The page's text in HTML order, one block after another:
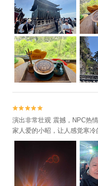


演出非常壮观 震撼，NPC热
家人爱的小昭，让人感觉寒冷